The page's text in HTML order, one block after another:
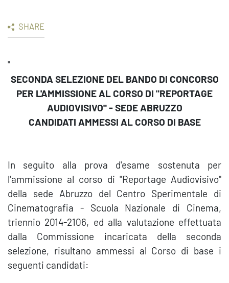
SHARE
"
SECONDA SELEZIONE DEL BANDO DI CONCORSO
PER L'AMMISSIONE AL CORSO DI "REPORTAGE
AUDIOVISIVO" - SEDE ABRUZZO
CANDIDATI AMMESSI AL CORSO DI BASE
In seguito alla prova d'esame sostenuta per
l'ammissione al corso di "Reportage Audiovisivo"
della sede Abruzzo del Centro Sperimentale di
Cinematografia - Scuola Nazionale di Cinema,
triennio 2014-2106, ed alla valutazione effettuata
dalla Commissione incaricata della seconda
selezione, risultano ammessi al Corso di base i
seguenti candidati: